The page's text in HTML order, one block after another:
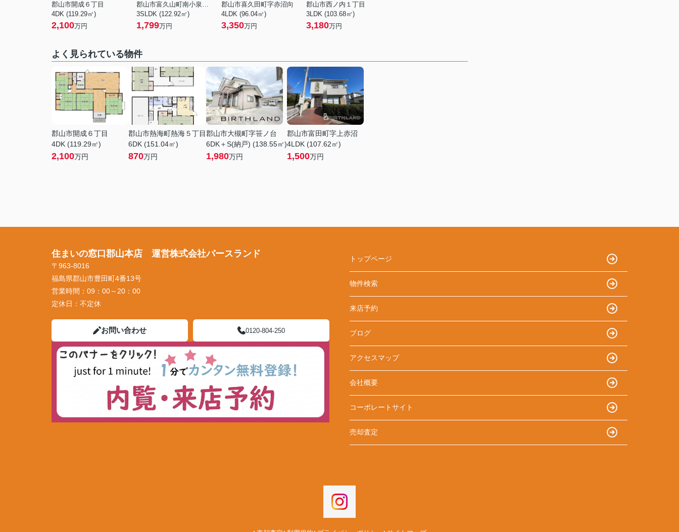
郡山市開成６丁目
4DK (119.29㎡)
2,100万円
郡山市富久山町南小泉字関場
3SLDK (122.92㎡)
1,799万円
郡山市喜久田町字赤沼向
4LDK (96.04㎡)
3,350万円
郡山市西ノ内１丁目
3LDK (103.68㎡)
3,180万円
よく見られている物件
郡山市開成６丁目
4DK (119.29㎡)
2,100万円
郡山市熱海町熱海５丁目
6DK (151.04㎡)
870万円
郡山市大槻町字笹ノ台
6DK＋S(納戸) (138.55㎡)
1,980万円
郡山市富田町字上赤沼
4LDK (107.62㎡)
1,500万円
住まいの窓口郡山本店 運営株式会社バースランド
〒963-8016
福島県郡山市豊田町4番13号
営業時間： 09：00～20：00
定休日： 不定休
お問い合わせ 0120-804-250
トップページ
物件検索
来店予約
ブログ
アクセスマップ
会社概要
コーポレートサイト
売却査定